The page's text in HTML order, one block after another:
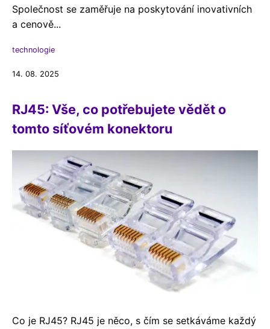
Společnost se zaměřuje na poskytování inovativních
a cenově...
technologie
14. 08. 2025
RJ45: Vše, co potřebujete vědět o
tomto síťovém konektoru
Co je RJ45? RJ45 je něco, s čím se setkáváme každý